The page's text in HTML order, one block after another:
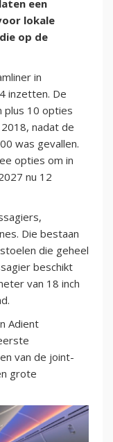
een
lokale
op de
in
inzetten. De
plus 10 opties
nadat de
was gevallen.
opties om in
nu 12
Die bestaan
die geheel
beschikt
van 18 inch
Adient
van de joint-
grote